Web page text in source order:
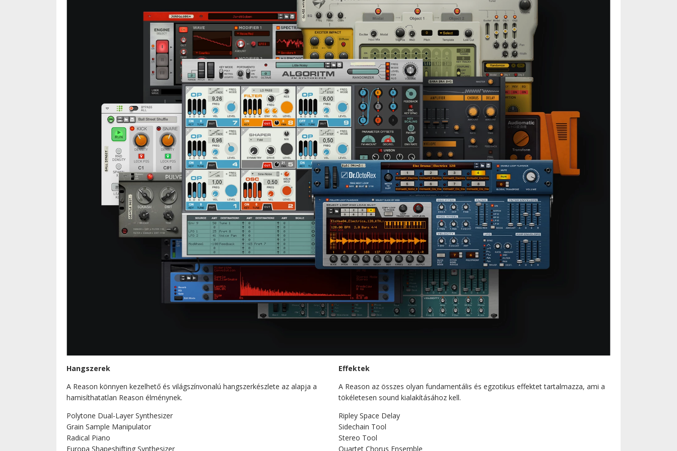
Hangszerek
A Reason könnyen kezelhető és világszínvonalú hangszerkészlete az alapja a
hamisíthatatlan Reason élménynek.
Polytone Dual-Layer Synthesizer
Grain Sample Manipulator
Radical Piano
Europa Shapeshifting Synthesizer
Effektek
A Reason az összes olyan fundamentális és egzotikus effektet tartalmazza, ami a
tökéletesen sound kialakításához kell.
Ripley Space Delay
Sidechain Tool
Stereo Tool
Quartet Chorus Ensemble